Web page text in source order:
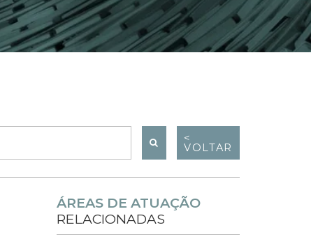
<
VOLTAR
ÁREAS DE ATUAÇÃO
RELACIONADAS